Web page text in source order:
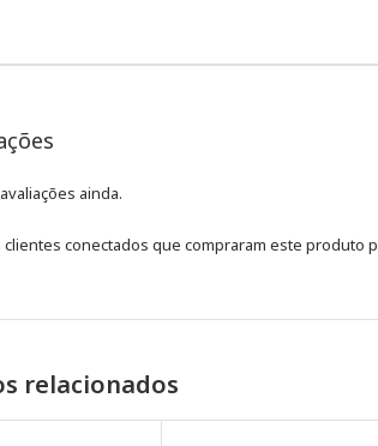
ainda.
clientes conectados que compraram este produto
relacionados